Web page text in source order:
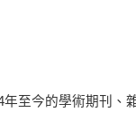
至今的學術期刊